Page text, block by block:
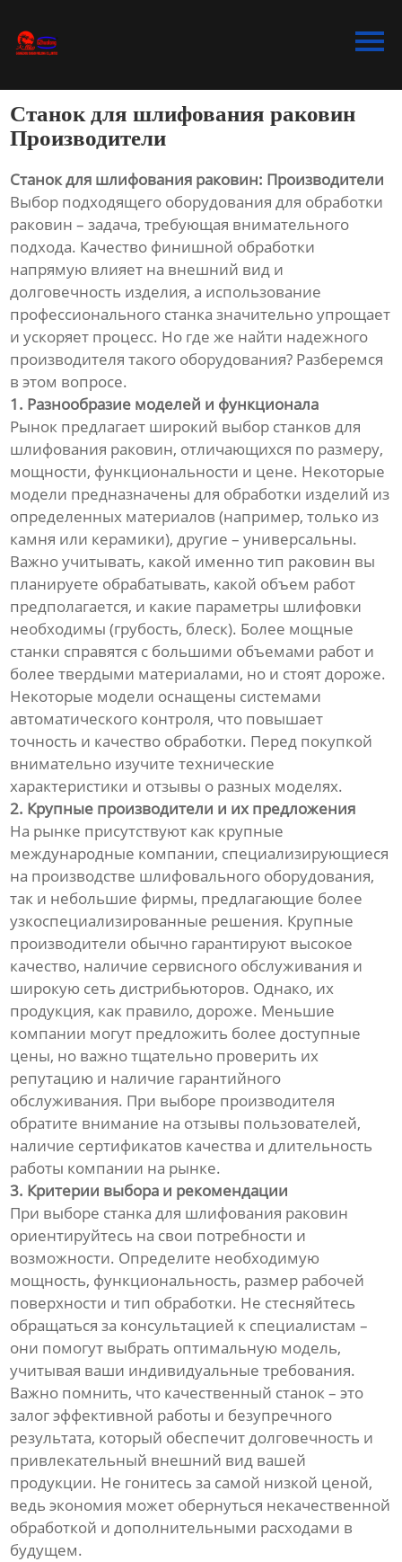
Bидео
О Hас
Контакты
Станок для шлифования раковин
Производители
Станок для шлифования раковин: Производители
Выбор подходящего оборудования для обработки
раковин – задача, требующая внимательного
подхода. Качество финишной обработки
напрямую влияет на внешний вид и
долговечность изделия, а использование
профессионального станка значительно упрощает
и ускоряет процесс. Но где же найти надежного
производителя такого оборудования? Разберемся
в этом вопросе.
1. Разнообразие моделей и функционала
Рынок предлагает широкий выбор станков для
шлифования раковин, отличающихся по размеру,
мощности, функциональности и цене. Некоторые
модели предназначены для обработки изделий из
определенных материалов (например, только из
камня или керамики), другие – универсальны.
Важно учитывать, какой именно тип раковин вы
планируете обрабатывать, какой объем работ
предполагается, и какие параметры шлифовки
необходимы (грубость, блеск). Более мощные
станки справятся с большими объемами работ и
более твердыми материалами, но и стоят дороже.
Некоторые модели оснащены системами
автоматического контроля, что повышает
точность и качество обработки. Перед покупкой
внимательно изучите технические
характеристики и отзывы о разных моделях.
2. Крупные производители и их предложения
На рынке присутствуют как крупные
международные компании, специализирующиеся
на производстве шлифовального оборудования,
так и небольшие фирмы, предлагающие более
узкоспециализированные решения. Крупные
производители обычно гарантируют высокое
качество, наличие сервисного обслуживания и
широкую сеть дистрибьюторов. Однако, их
продукция, как правило, дороже. Меньшие
компании могут предложить более доступные
цены, но важно тщательно проверить их
репутацию и наличие гарантийного
обслуживания. При выборе производителя
обратите внимание на отзывы пользователей,
наличие сертификатов качества и длительность
работы компании на рынке.
3. Критерии выбора и рекомендации
При выборе станка для шлифования раковин
ориентируйтесь на свои потребности и
возможности. Определите необходимую
мощность, функциональность, размер рабочей
поверхности и тип обработки. Не стесняйтесь
обращаться за консультацией к специалистам –
они помогут выбрать оптимальную модель,
учитывая ваши индивидуальные требования.
Важно помнить, что качественный станок – это
залог эффективной работы и безупречного
результата, который обеспечит долговечность и
привлекательный внешний вид вашей
продукции. Не гонитесь за самой низкой ценой,
ведь экономия может обернуться некачественной
обработкой и дополнительными расходами в
будущем.